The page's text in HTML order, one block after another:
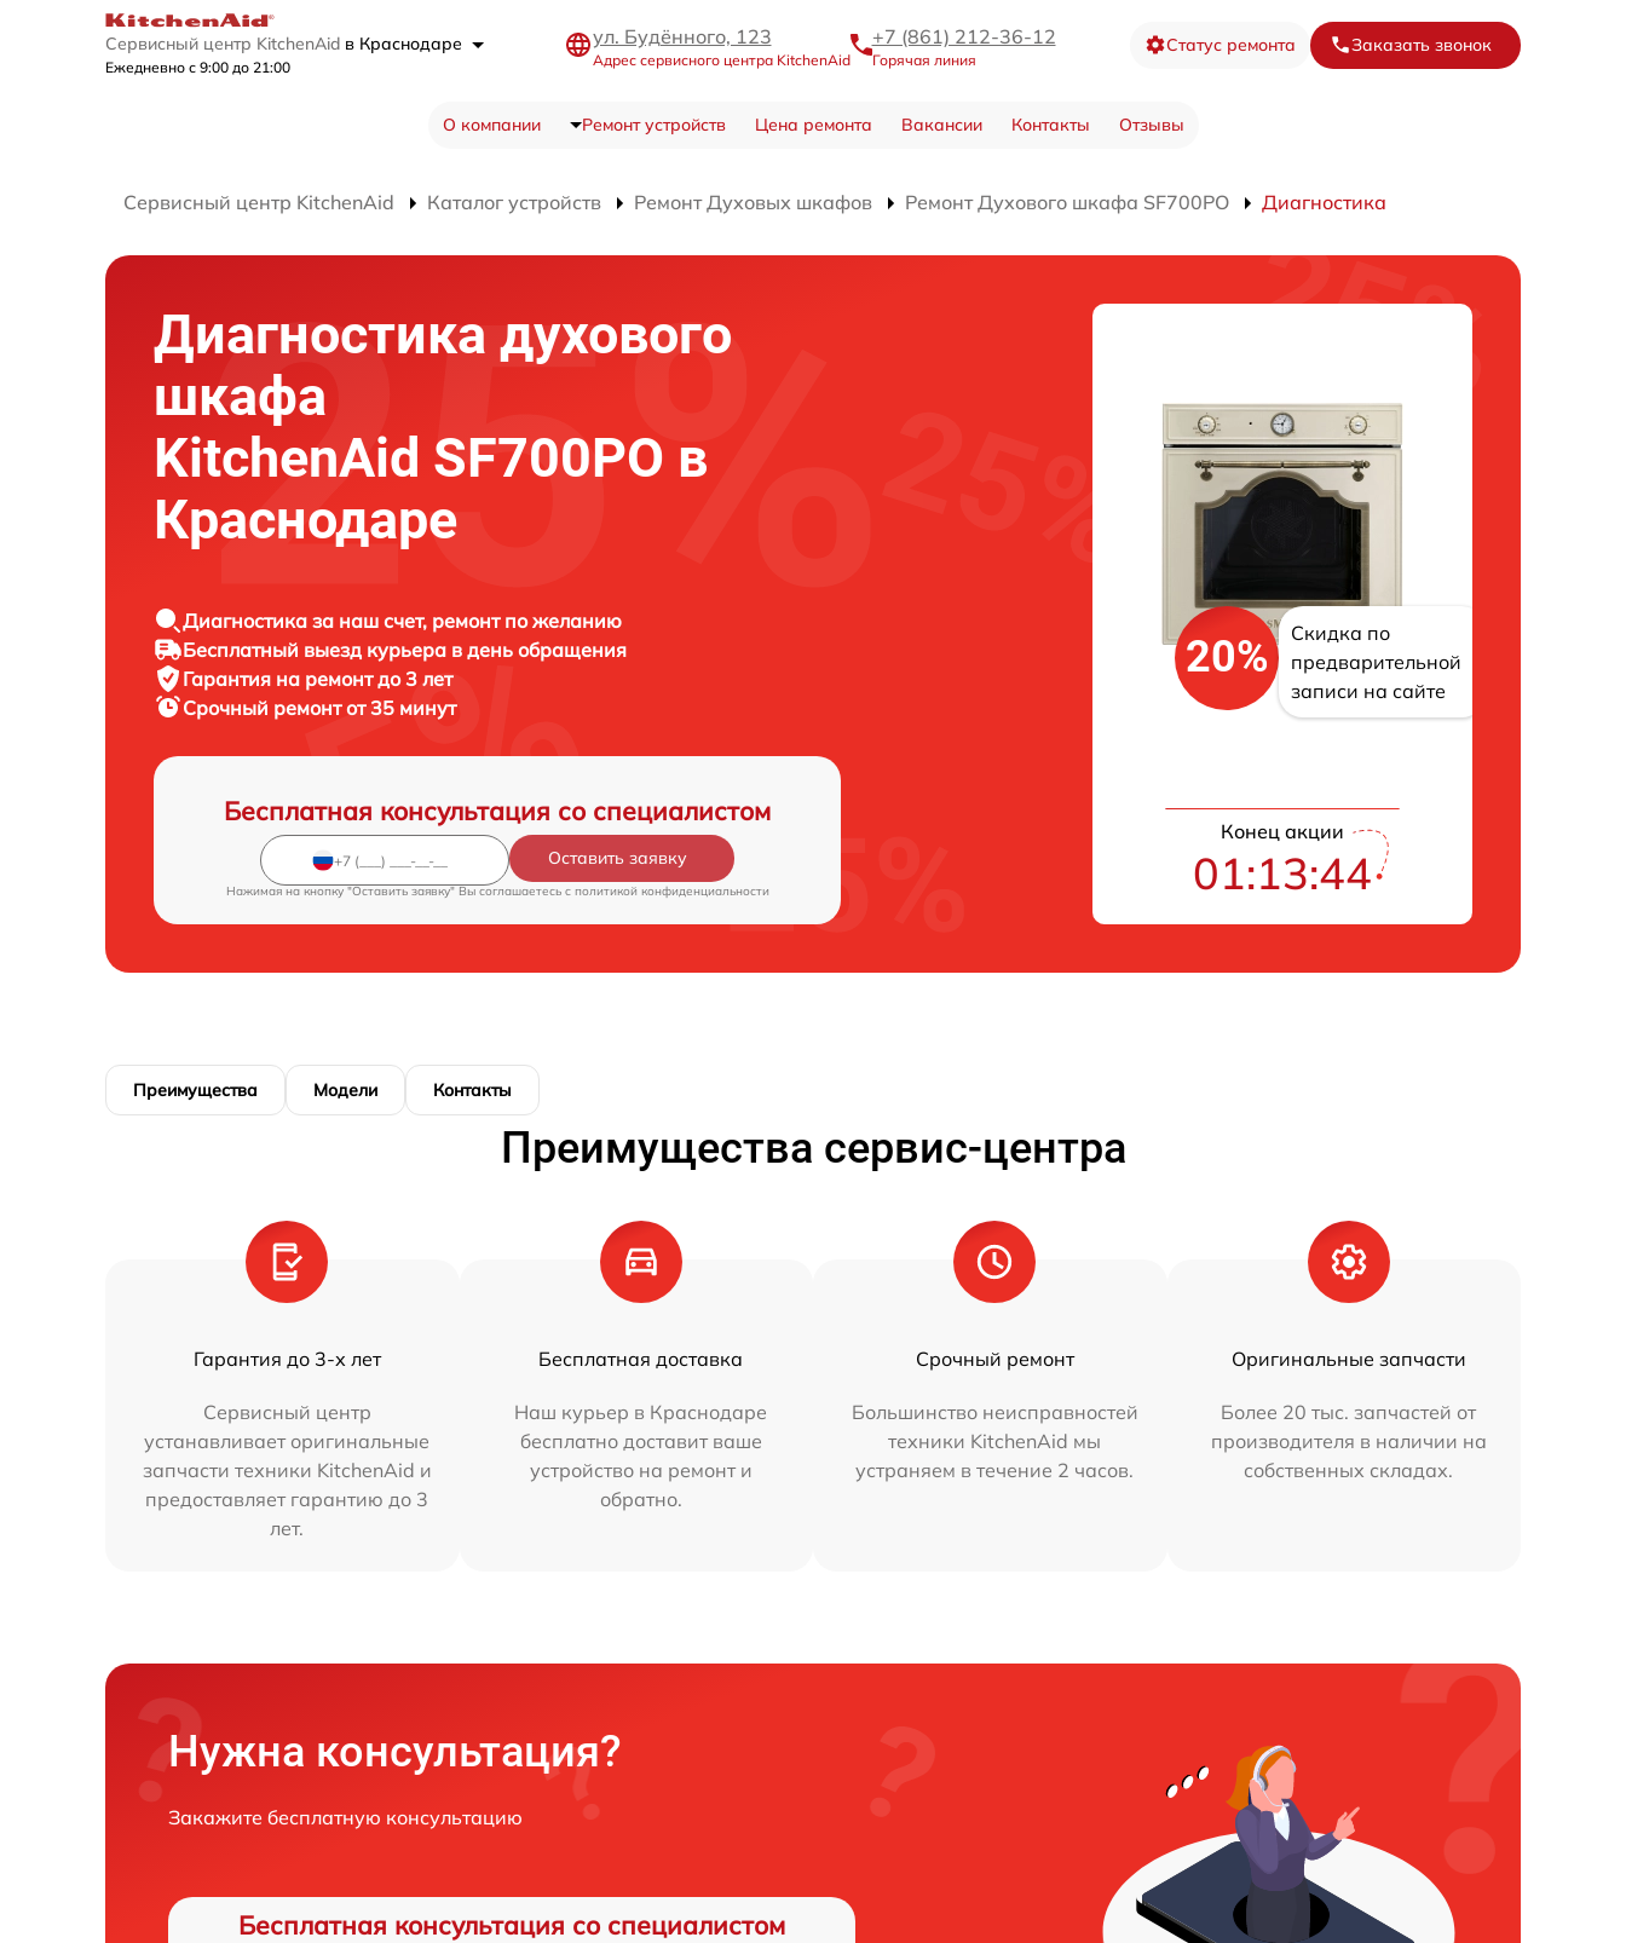
Сервисный центр KitchenAid в Краснодаре
Ежедневно с 9:00 до 21:00
ул. Будённого, 123
Адрес сервисного центра KitchenAid
+7 (861) 212-36-12
Горячая линия
Статус ремонта Заказать звонок
О компании Ремонт устройств Цена ремонта Вакансии Контакты Отзывы
Сервисный центр KitchenAid Каталог устройств Ремонт Духовых шкафов Ремонт Духового шкафа SF700PO Диагностика
Диагностика духового
шкафа
KitchenAid SF700PO в
Краснодаре
Диагностика за наш счет, ремонт по желанию
Бесплатный выезд курьера в день обращения
Гарантия на ремонт до 3 лет
Срочный ремонт от 35 минут
Бесплатная консультация со специалистом
Оставить заявку
Нажимая на кнопку "Оставить заявку" Вы соглашаетесь c политикой конфиденциальности
20%
Скидка по
предварительной
записи на сайте
Конец акции
01:13:43
Преимущества Модели Контакты
Преимущества сервис-центра
Гарантия до 3-х лет
Сервисный центр
устанавливает оригинальные
запчасти техники KitchenAid и
предоставляет гарантию до 3
лет.
Бесплатная доставка
Наш курьер в Краснодаре
бесплатно доставит ваше
устройство на ремонт и
обратно.
Срочный ремонт
Большинство неисправностей
техники KitchenAid мы
устраняем в течение 2 часов.
Оригинальные запчасти
Более 20 тыс. запчастей от
производителя в наличии на
собственных складах.
Нужна консультация?
Закажите бесплатную консультацию
Бесплатная консультация со специалистом